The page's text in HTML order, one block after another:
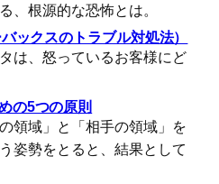
、根源的な恐怖とは。
ックスのトラブル対処法）
は、怒っているお客様にど
の5つの原則
領域」と「相手の領域」を
姿勢をとると、結果として